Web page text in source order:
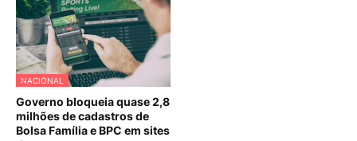
NACIONAL
Governo bloqueia quase 2,8
milhões de cadastros de
Bolsa Família e BPC em sites